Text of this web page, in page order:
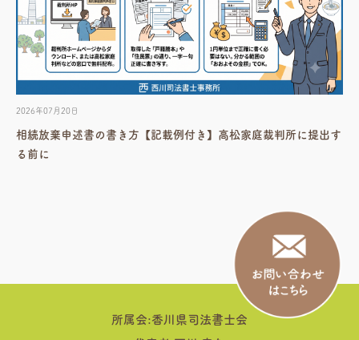
2026年07月20日
相続放棄申述書の書き方【記載例付き】高松家庭裁判所に提出す
る前に
所属会:香川県司法書士会